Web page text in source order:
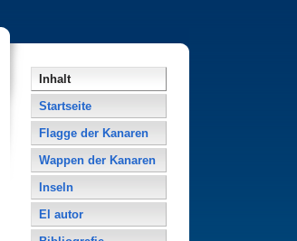
Inhalt
Startseite
Flagge der Kanaren
Wappen der Kanaren
Inseln
El autor